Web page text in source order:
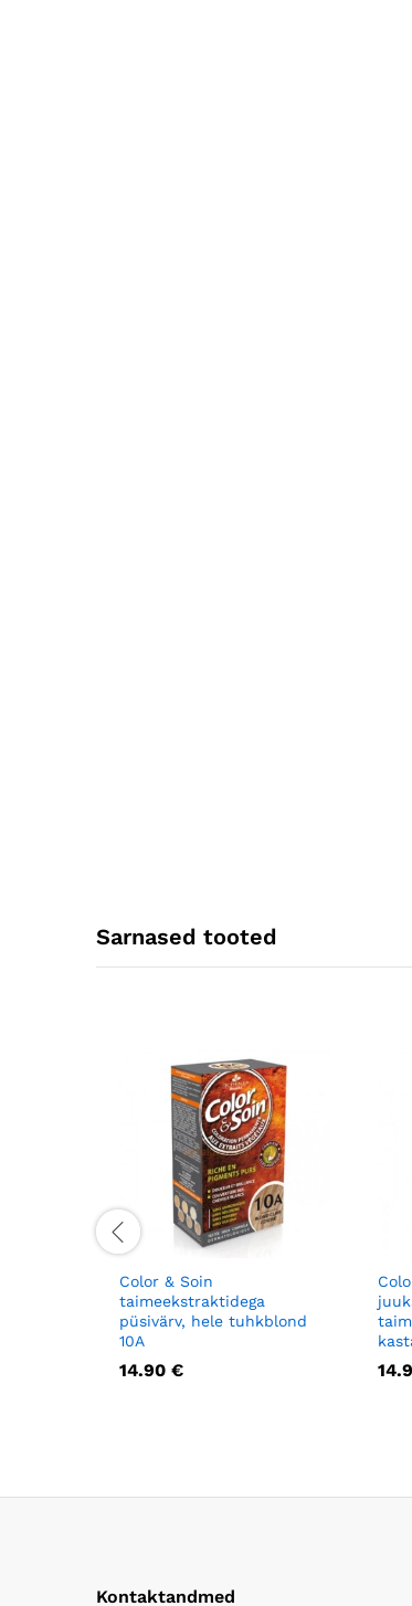
Sarnased tooted
Color & Soin
taimeekstraktidega
püsivärv, hele tuhkblond
10A
14.90 €
Kontaktandmed